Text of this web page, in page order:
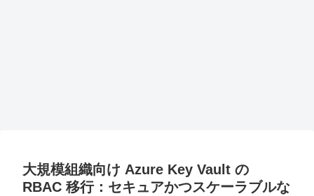
大規模組織向け Azure Key Vault の
RBAC 移行：セキュアかつスケーラブルな